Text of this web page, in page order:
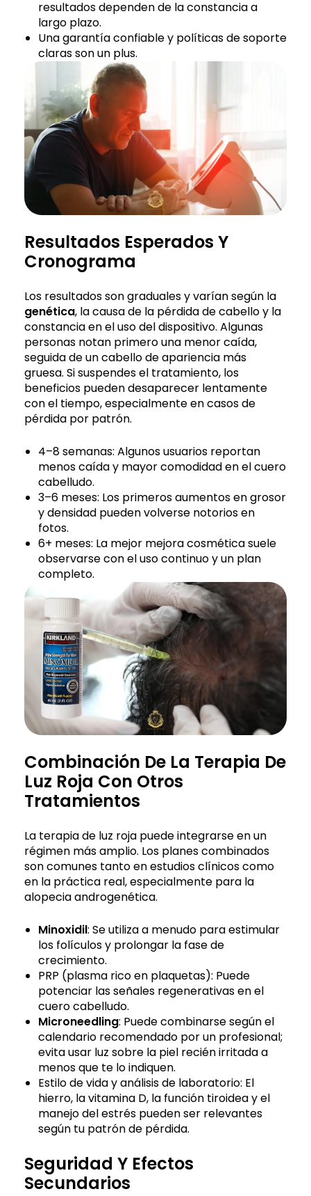
resultados dependen de la constancia a
largo plazo.
Una garantía confiable y políticas de soporte
claras son un plus.
Resultados Esperados Y
Cronograma
Los resultados son graduales y varían según la
genética, la causa de la pérdida de cabello y la
constancia en el uso del dispositivo. Algunas
personas notan primero una menor caída,
seguida de un cabello de apariencia más
gruesa. Si suspendes el tratamiento, los
beneficios pueden desaparecer lentamente
con el tiempo, especialmente en casos de
pérdida por patrón.
4–8 semanas: Algunos usuarios reportan
menos caída y mayor comodidad en el cuero
cabelludo.
3–6 meses: Los primeros aumentos en grosor
y densidad pueden volverse notorios en
fotos.
6+ meses: La mejor mejora cosmética suele
observarse con el uso continuo y un plan
completo.
Combinación De La Terapia De
Luz Roja Con Otros
Tratamientos
La terapia de luz roja puede integrarse en un
régimen más amplio. Los planes combinados
son comunes tanto en estudios clínicos como
en la práctica real, especialmente para la
alopecia androgenética.
Minoxidil: Se utiliza a menudo para estimular
los folículos y prolongar la fase de
crecimiento.
PRP (plasma rico en plaquetas): Puede
potenciar las señales regenerativas en el
cuero cabelludo.
Microneedling: Puede combinarse según el
calendario recomendado por un profesional;
evita usar luz sobre la piel recién irritada a
menos que te lo indiquen.
Estilo de vida y análisis de laboratorio: El
hierro, la vitamina D, la función tiroidea y el
manejo del estrés pueden ser relevantes
según tu patrón de pérdida.
Seguridad Y Efectos
Secundarios